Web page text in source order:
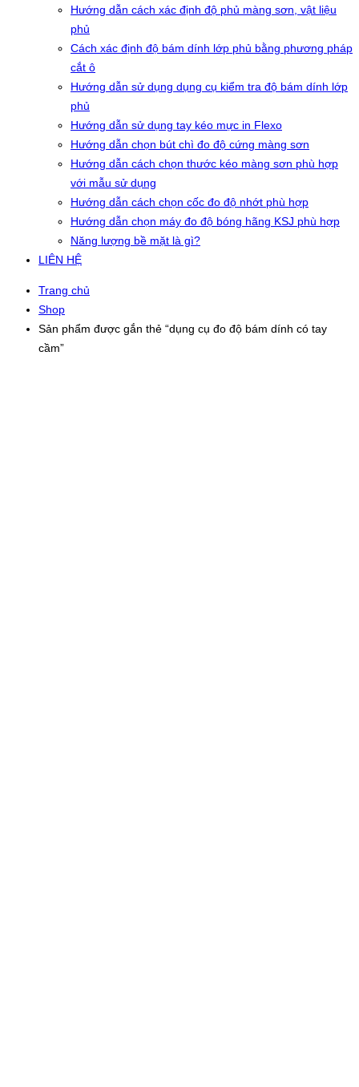
Hướng dẫn cách xác định độ phủ màng sơn, vật liệu
phủ
Cách xác định độ bám dính lớp phủ bằng phương pháp
cắt ô
Hướng dẫn sử dụng dụng cụ kiểm tra độ bám dính lớp
phủ
Hướng dẫn sử dụng tay kéo mực in Flexo
Hướng dẫn chọn bút chì đo độ cứng màng sơn
Hướng dẫn cách chọn thước kéo màng sơn phù hợp
với mẫu sử dụng
Hướng dẫn cách chọn cốc đo độ nhớt phù hợp
Hướng dẫn chọn máy đo độ bóng hãng KSJ phù hợp
Năng lượng bề mặt là gì?
LIÊN HỆ
Trang chủ
Shop
Sản phẩm được gắn thẻ “dụng cụ đo độ bám dính có tay
cầm”